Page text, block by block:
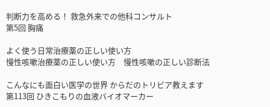
判断力を高める！ 救急外来での他科コンサルト
第5回 胸痛
よく使う日常治療薬の正しい使い方
慢性咳嗽治療薬の正しい使い方 慢性咳嗽の正しい診断法
こんなにも面白い医学の世界 からだのトリビア教えます
第113回 ひきこもりの血液バイオマーカー